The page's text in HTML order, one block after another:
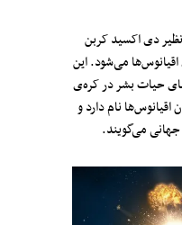
دی اکسید کربن
می‌شود. این
حیات بشر در کره‌ی
نام دارد و
می‌گویند.